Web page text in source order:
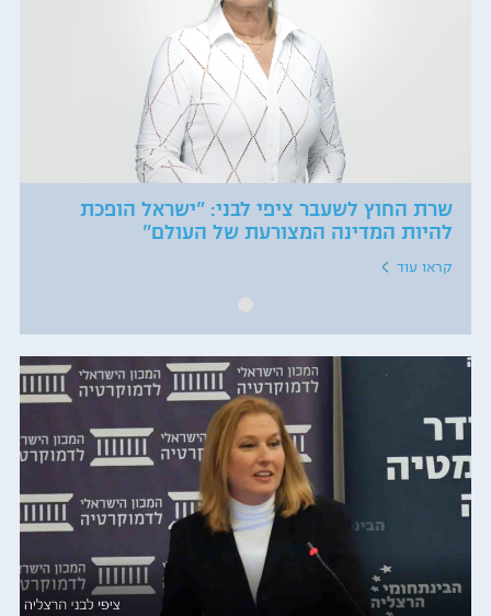
שרת החוץ לשעבר ציפי לבני: "ישראל הופכת
להיות המדינה המצורעת של העולם"
קראו עוד